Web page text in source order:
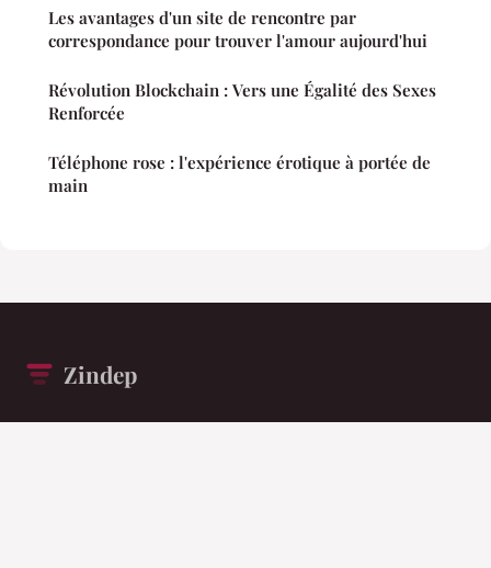
Les avantages d'un site de rencontre par
correspondance pour trouver l'amour aujourd'hui
Révolution Blockchain : Vers une Égalité des Sexes
Renforcée
Téléphone rose : l'expérience érotique à portée de
main
Zindep